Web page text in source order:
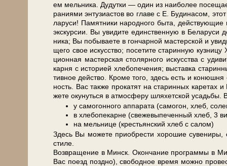
ем мель­ни­ка. Ду­дутки — один из наи­бо­лее
ра­ни­я­ми эн­ту­зи­а­стов во гла­ве с Е. Бу­ди­на­сом,
ла­ру­си! Памятники на­род­но­го бы­та, дей­ствую­щие
экс­кур­сии. Вы уви­ди­те един­ствен­ную в
ни­ка; Вы по­бы­ва­е­те в гон­чар­ной ма­стер­ской и
ще­го свое ис­кус­ство; по­се­ти­те ста­рин­ную
ци­он­ная ма­стер­ская сто­ляр­но­го ис­кус­ства с
кар­ня с ис­то­ри­ей хле­бо­пе­че­ния; вы­став­ка
тив­ное дей­ство. Кро­ме то­го, здесь есть и
ность. Вас так­же про­ка­тят на ста­рин­ных
же­те оку­нуть­ся в ат­мо­сфе­ру шля­хет­ской
у самогонного аппарата (самогон, хлеб,
в хлебопекарне (свежевыпеченный хлеб, 3
на мельнице (крестьянский хлеб с салом)
Здесь Вы мо­же­те при­об­ре­сти хо­ро­шие
сти­ле.
Воз­вра­ще­ние в Минск. Окон­ча­ние про­грам­мы в
Вас по­езд позд­но), свободное вре­мя мож­но